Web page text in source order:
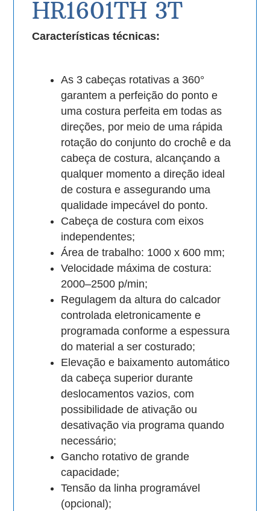
HR1601TH 3T
Características técnicas:
As 3 cabeças rotativas a 360°
garantem a perfeição do ponto e
uma costura perfeita em todas as
direções, por meio de uma rápida
rotação do conjunto do crochê e da
cabeça de costura, alcançando a
qualquer momento a direção ideal
de costura e assegurando uma
qualidade impecável do ponto.
Cabeça de costura com eixos
independentes;
Área de trabalho: 1000 x 600 mm;
Velocidade máxima de costura:
2000–2500 p/min;
Regulagem da altura do calcador
controlada eletronicamente e
programada conforme a espessura
do material a ser costurado;
Elevação e baixamento automático
da cabeça superior durante
deslocamentos vazios, com
possibilidade de ativação ou
desativação via programa quando
necessário;
Gancho rotativo de grande
capacidade;
Tensão da linha programável
(opcional);